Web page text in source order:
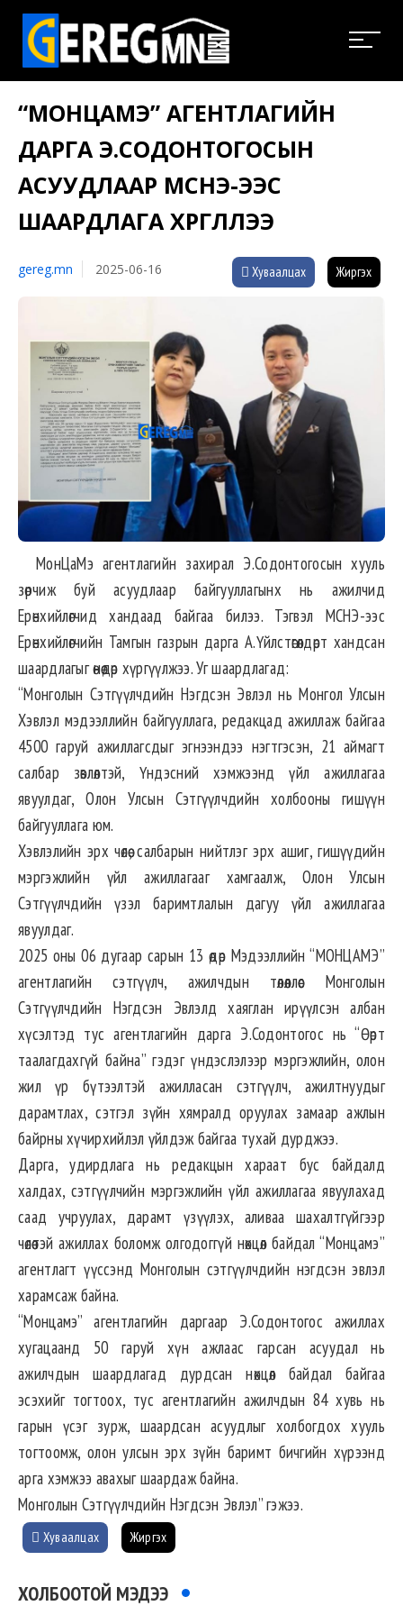
“МОНЦАМЭ” АГЕНТЛАГИЙН
ДАРГА Э.СОДОНТОГОСЫН
АСУУДЛААР МСНЭ-ЭЭС
ШААРДЛАГА ХҮРГҮҮЛЛЭЭ
gereg.mn 2025-06-16 Хуваалцах Жиргэх
МонЦаМэ агентлагийн захирал Э.Содонтогосын хууль
зөрчиж буй асуудлаар байгууллагынх нь ажилчид
Ерөнхийлөгчид хандаад байгаа билээ. Тэгвэл МСНЭ-ээс
Ерөнхийлөгчийн Тамгын газрын дарга А.Үйлстөгөлдөрт хандсан
шаардлагыг өнөөдөр хүргүүлжээ. Уг шаардлагад:
“Монголын Сэтгүүлчдийн Нэгдсэн Эвлэл нь Монгол Улсын
Хэвлэл мэдээллийн байгууллага, редакцад ажиллаж байгаа
4500 гаруй ажиллагсдыг эгнээндээ нэгтгэсэн, 21 аймагт
салбар зөвлөлтэй, Үндэсний хэмжээнд үйл ажиллагаа
явуулдаг, Олон Улсын Сэтгүүлчдийн холбооны гишүүн
байгууллага юм.
Хэвлэлийн эрх чөлөө, салбарын нийтлэг эрх ашиг, гишүүдийн
мэргэжлийн үйл ажиллагааг хамгаалж, Олон Улсын
Сэтгүүлчдийн үзэл баримтлалын дагуу үйл ажиллагаа
явуулдаг.
2025 оны 06 дугаар сарын 13 өдөр Мэдээллийн “МОНЦАМЭ”
агентлагийн сэтгүүлч, ажилчдын төлөөллөөс Монголын
Сэтгүүлчдийн Нэгдсэн Эвлэлд хаяглан ирүүлсэн албан
хүсэлтэд тус агентлагийн дарга Э.Содонтогос нь “Өөрт
таалагдахгүй байна” гэдэг үндэслэлээр мэргэжлийн, олон
жил үр бүтээлтэй ажилласан сэтгүүлч, ажилтнуудыг
дарамтлах, сэтгэл зүйн хямралд оруулах замаар ажлын
байрны хүчирхийлэл үйлдэж байгаа тухай дурджээ.
Дарга, удирдлага нь редакцын хараат бус байдалд
халдах, сэтгүүлчийн мэргэжлийн үйл ажиллагаа явуулахад
саад учруулах, дарамт үзүүлэх, аливаа шахалтгүйгээр
чөлөөтэй ажиллах боломж олгодоггүй нөхцөл байдал “Монцамэ”
агентлагт үүссэнд Монголын сэтгүүлчдийн нэгдсэн эвлэл
харамсаж байна.
“Монцамэ” агентлагийн даргаар Э.Содонтогос ажиллах
хугацаанд 50 гаруй хүн ажлаас гарсан асуудал нь
ажилчдын шаардлагад дурдсан нөхцөл байдал байгаа
эсэхийг тогтоох, тус агентлагийн ажилчдын 84 хувь нь
гарын үсэг зурж, шаардсан асуудлыг холбогдох хууль
тогтоомж, олон улсын эрх зүйн баримт бичгийн хүрээнд
арга хэмжээ авахыг шаардаж байна.
Монголын Сэтгүүлчдийн Нэгдсэн Эвлэл” гэжээ.
Хуваалцах Жиргэх
ХОЛБООТОЙ МЭДЭЭ